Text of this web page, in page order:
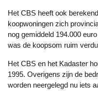
Het CBS heeft ook berekend hoe de transactieprijs van
koopwoningen zich
nog gemiddeld 194.000
was de koopsom ruim
Het CBS en het Kadaster houden de verkoopprijzen bij sinds
1995. Overigens zijn de
worden neergelegd nu iets